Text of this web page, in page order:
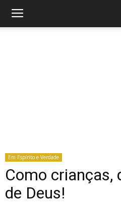
Em Espírito e Verdade
Como crianças,
de Deus!